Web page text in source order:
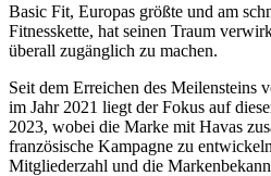
Basic Fit, Europas größte und am
Fitnesskette, hat seinen Traum
überall zugänglich zu machen.
Seit dem Erreichen des Meilensteins
im Jahr 2021 liegt der Fokus auf
2023, wobei die Marke mit Havas
französische Kampagne zu
Mitgliederzahl und die